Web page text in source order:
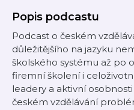
Popis podcastu
Podcast o českém
důležitějšího na jazyku
školského systému až po
firemní školení i
leadery a aktivní
českém vzdělávání